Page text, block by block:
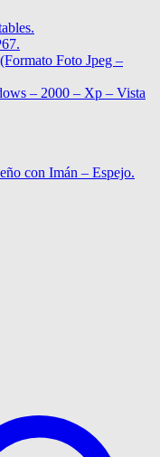
Foto Jpeg –
– 2000 – Xp – Vista
con Imán – Espejo.